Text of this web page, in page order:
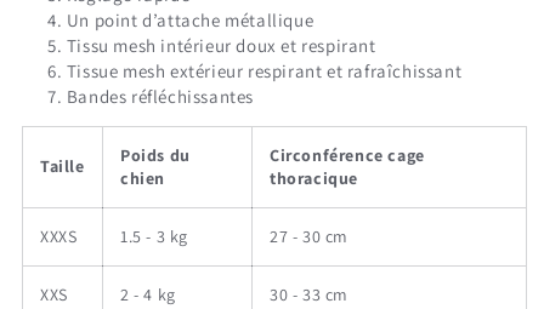
Un point d’attache métallique
Tissu mesh intérieur doux et respirant
Tissue mesh extérieur respirant et rafraîchissant
Bandes réfléchissantes
Taille
Poids du
chien
Circonférence cage
thoracique
XXXS 1.5 - 3 kg 27 - 30 cm
XXS 2 - 4 kg 30 - 33 cm